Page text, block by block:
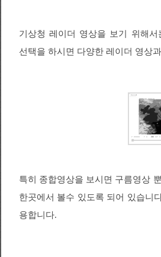
기상청 레이더 영상을 보기 위해서
선택을 하시면 다양한 레이더 영상
특히 종합영상을 보시면 구름영상
한곳에서 볼수 있도록 되어 있습니
용합니다.